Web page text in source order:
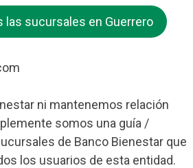
las sucursales en Guerrero
ni mantenemos relación
somos una guía /
de Banco Bienestar que
los usuarios de esta entidad.